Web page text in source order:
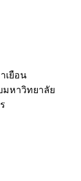
เยือน
มหาวิทยาลัย